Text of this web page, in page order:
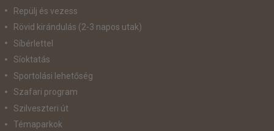
Repülj és vezess
Rövid kirándulás (2-3 napos utak)
Síbérlettel
Síoktatás
Sportolási lehetőség
Szafari program
Szilveszteri út
Témaparkok